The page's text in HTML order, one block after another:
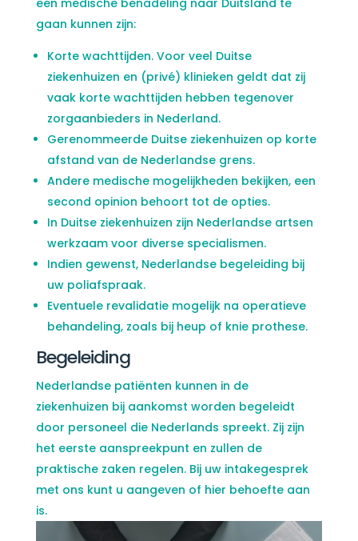
een medische benadeling naar Duitsland te
gaan kunnen zijn:
Korte wachttijden. Voor veel Duitse
ziekenhuizen en (privé) klinieken geldt dat zij
vaak korte wachttijden hebben tegenover
zorgaanbieders in Nederland.
Gerenommeerde Duitse ziekenhuizen op korte
afstand van de Nederlandse grens.
Andere medische mogelijkheden bekijken, een
second opinion behoort tot de opties.
In Duitse ziekenhuizen zijn Nederlandse artsen
werkzaam voor diverse specialismen.
Indien gewenst, Nederlandse begeleiding bij
uw poliafspraak.
Eventuele revalidatie mogelijk na operatieve
behandeling, zoals bij heup of knie prothese.
Begeleiding
Nederlandse patiënten kunnen in de
ziekenhuizen bij aankomst worden begeleidt
door personeel die Nederlands spreekt. Zij zijn
het eerste aanspreekpunt en zullen de
praktische zaken regelen. Bij uw intakegesprek
met ons kunt u aangeven of hier behoefte aan
is.